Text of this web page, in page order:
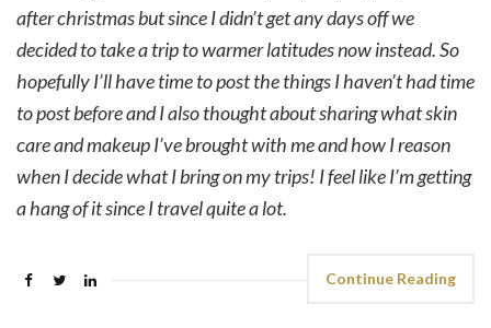
after christmas but since I didn’t get any days off we
decided to take a trip to warmer latitudes now instead. So
hopefully I’ll have time to post the things I haven’t had time
to post before and I also thought about sharing what skin
care and makeup I’ve brought with me and how I reason
when I decide what I bring on my trips! I feel like I’m getting
a hang of it since I travel quite a lot.
Continue Reading